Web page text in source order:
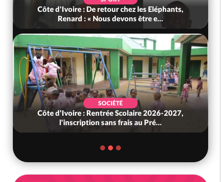
Côte d'Ivoire : De retour chez les Eléphants,
Renard : « Nous devons être e...
SOCIÉTÉ
Côte d'Ivoire : Rentrée Scolaire 2026-2027,
l'inscription sans frais au Pré...